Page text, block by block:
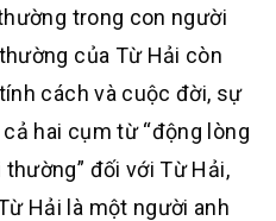
trong con người
của Từ Hải còn
cách và cuộc đời, sự
hai cụm từ “động lòng
thường” đối với Từ Hải,
Hải là một người anh